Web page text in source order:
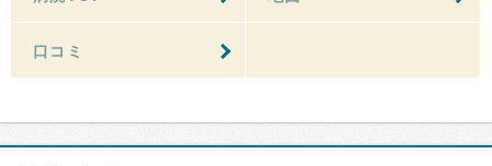
口コミ